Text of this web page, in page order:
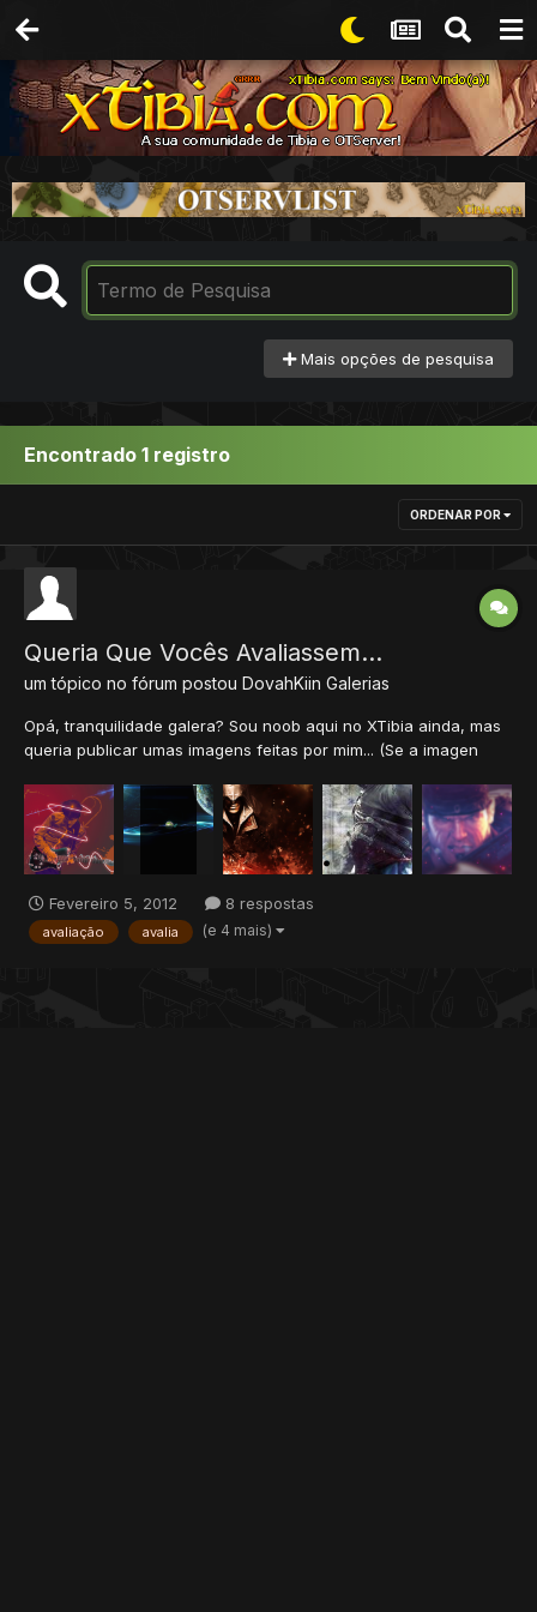
Mais opções de pesquisa
Encontrado 1 registro
ORDENAR POR
Queria Que Vocês Avaliassem...
um tópico no fórum postou DovahKiin Galerias
Opá, tranquilidade galera? Sou noob aqui no XTibia ainda, mas
queria publicar umas imagens feitas por mim... (Se a imagen
Tambem sou o DovahGFX... mudei de nome faz uns dias, e nao
atualizei meus trabalhos!! Vamos la: < Essa é uma im...
Fevereiro 5, 2012 8 respostas
avaliação avalia (e 4 mais)